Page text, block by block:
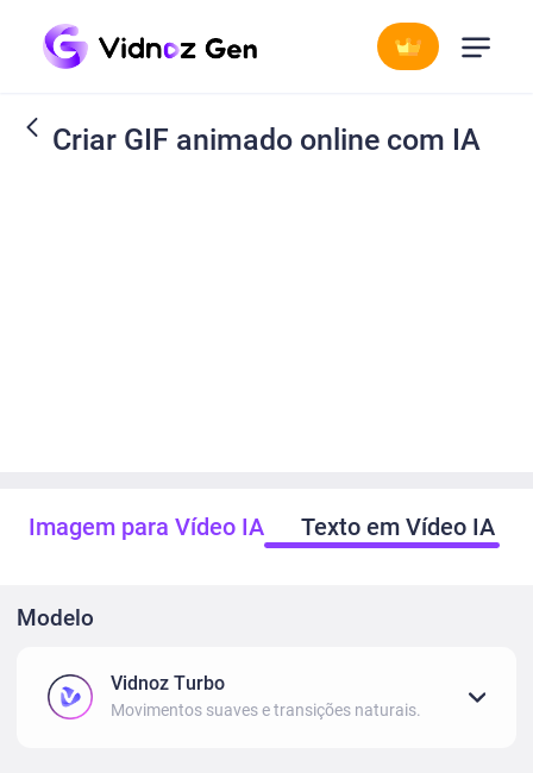
Criar GIF animado online com IA
Imagem para Vídeo IA Texto em Vídeo IA
Modelo
Vidnoz Turbo
Movimentos suaves e transições naturais.